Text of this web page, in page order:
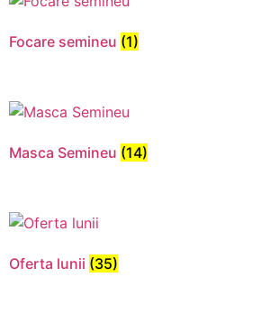
Focare semineu (1)
Masca Semineu (14)
Oferta lunii (35)
cookie-uri
opționale.
site-ul web
funcționeze.